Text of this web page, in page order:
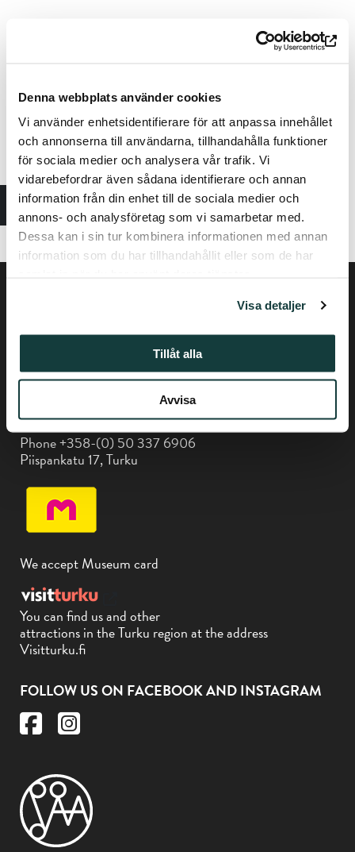
Denna webbplats använder cookies
Vi använder enhetsidentifierare för att anpassa innehållet
och annonserna till användarna, tillhandahålla funktioner
för sociala medier och analysera vår trafik. Vi
vidarebefordrar även sådana identifierare och annan
information från din enhet till de sociala medier och
annons- och analysföretag som vi samarbetar med.
Dessa kan i sin tur kombinera informationen med annan
information som du har tillhandahållit eller som de har
Visa detaljer
Tillåt alla
Avvisa
more diverse than ever! This week-long music event held
by the students of Turun konservatorio consists of many
concerts around the centre of Turku. Follow us on social
media, so you won’t miss out on the performers and
schedules! Skaalat Solmuun 2024 – It plays.
https://www.facebook.com/skaalatsolmuun
https://www.instagram.com/skaalatsolmuun
Phone +358-(0) 50 337 6906
Piispankatu 17, Turku
We accept Museum card
You can find us and other
attractions in the Turku region at the address
Visitturku.fi
FOLLOW US ON FACEBOOK AND INSTAGRAM